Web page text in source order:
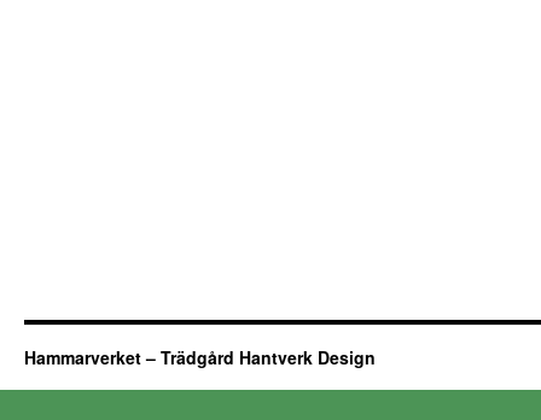
Hammarverket – Trädgård Hantverk Design